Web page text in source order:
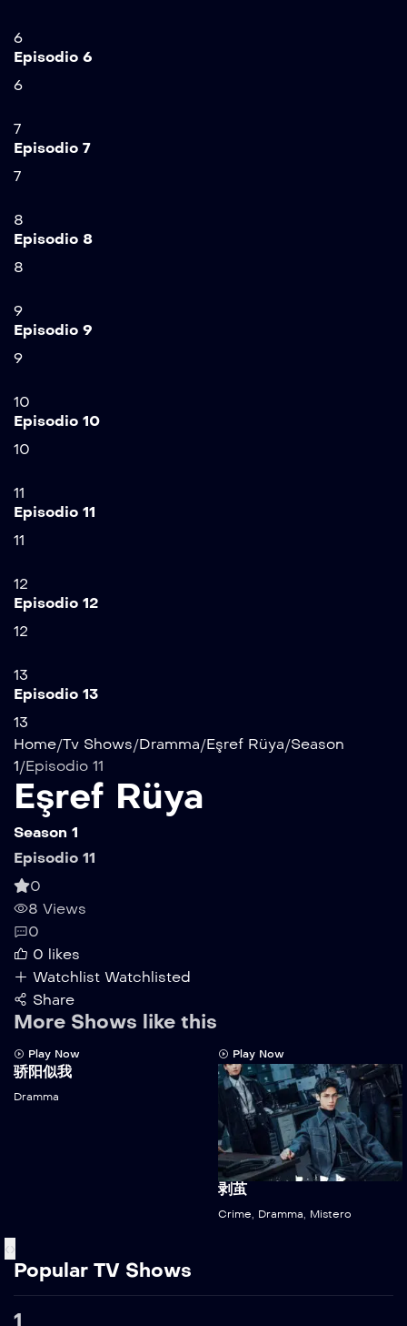
6
Episodio 6
6
7
Episodio 7
7
8
Episodio 8
8
9
Episodio 9
9
10
Episodio 10
10
11
Episodio 11
11
12
Episodio 12
12
13
Episodio 13
13
Home/Tv Shows/Dramma/Eşref Rüya/Season
1/Episodio 11
Eşref Rüya
Season 1
Episodio 11
0
8 Views
0
0 likes
Watchlist Watchlisted
Share
More Shows like this
Play Now
骄阳似我
Dramma
Play Now
剥茧
Crime Dramma Mistero
‹›
Popular TV Shows
1